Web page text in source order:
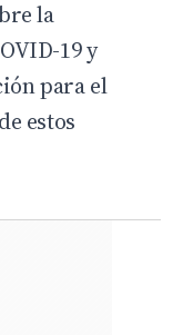
la
19 y
para el
estos